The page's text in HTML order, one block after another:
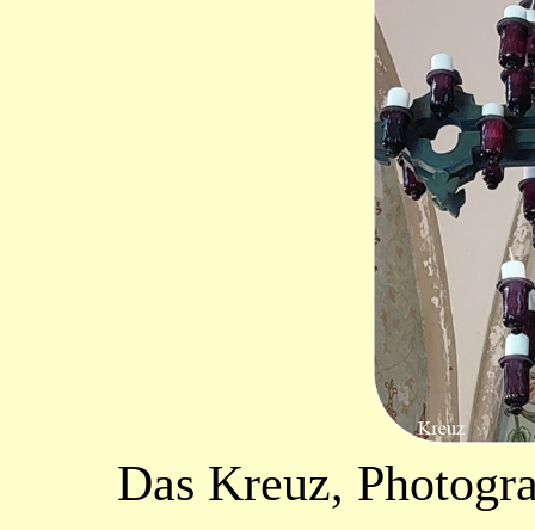
Das Kreuz,